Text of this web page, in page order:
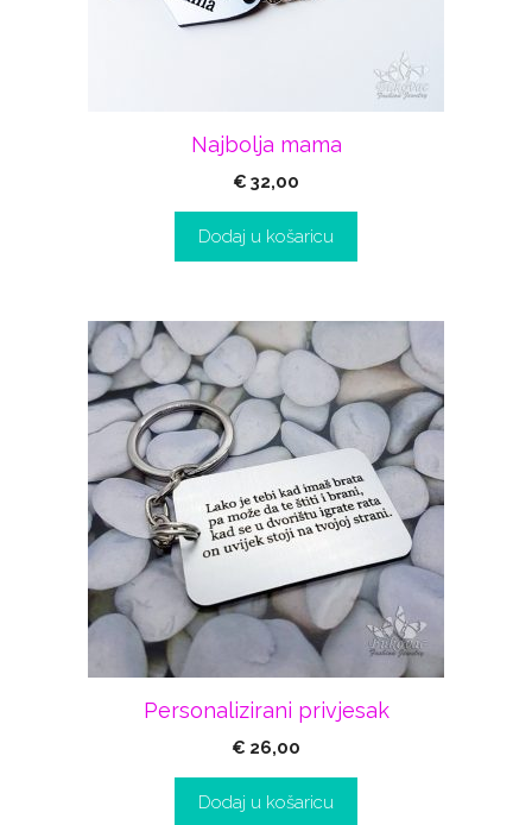
Najbolja mama
€ 32,00
Dodaj u košaricu
Personalizirani privjesak
€ 26,00
Dodaj u košaricu